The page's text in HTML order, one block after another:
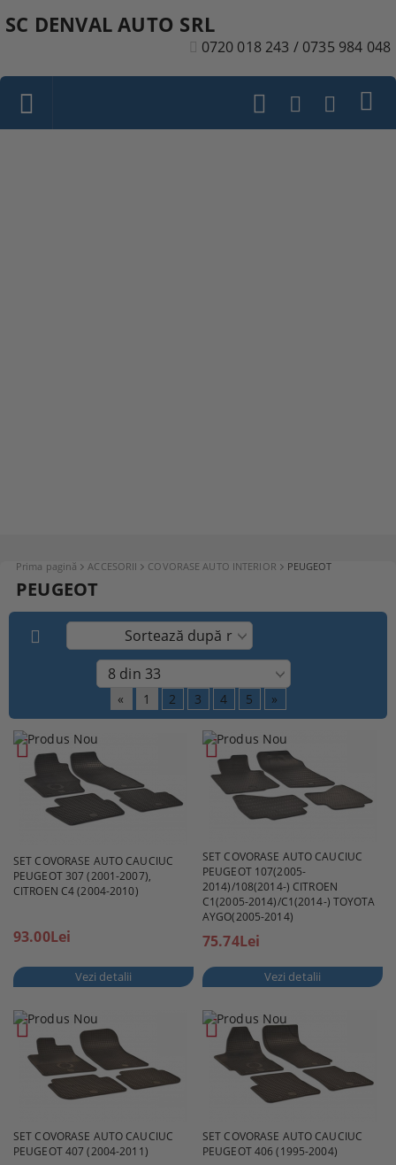
SC DENVAL AUTO SRL
0720 018 243 / 0735 984 048
Prima pagină ACCESORII COVORASE AUTO INTERIOR PEUGEOT
PEUGEOT
« 1 2 3 4 5 »
SET COVORASE AUTO CAUCIUC
PEUGEOT 307 (2001-2007),
CITROEN C4 (2004-2010)
93.00Lei
Vezi detalii
SET COVORASE AUTO CAUCIUC
PEUGEOT 107(2005-
2014)/108(2014-) CITROEN
C1(2005-2014)/C1(2014-) TOYOTA
AYGO(2005-2014)
75.74Lei
Vezi detalii
SET COVORASE AUTO CAUCIUC
PEUGEOT 407 (2004-2011)
SET COVORASE AUTO CAUCIUC
PEUGEOT 406 (1995-2004)